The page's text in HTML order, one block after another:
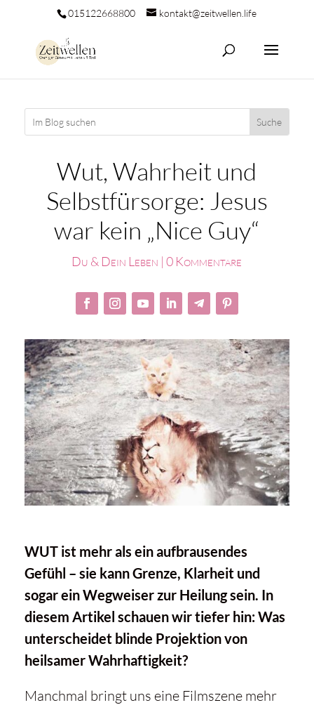
015122668800 kontakt@zeitwellen.life
Wut, Wahrheit und
Selbstfürsorge: Jesus
war kein „Nice Guy“
Du & Dein Leben |0 Kommentare
WUT ist mehr als ein aufbrausendes
Gefühl – sie kann Grenze, Klarheit und
sogar ein Wegweiser zur Heilung sein. In
diesem Artikel schauen wir tiefer hin: Was
unterscheidet blinde Projektion von
heilsamer Wahrhaftigkeit?
Manchmal bringt uns eine Filmszene mehr